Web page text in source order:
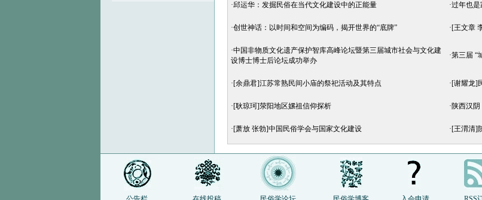
·邱运华：发掘民俗在当代文化建设中的正能量 ·过年也是
·创世神话：以时间和空间为编码，揭开世界的“底牌” ·[王文章
·中国非物质文化遗产保护智库高峰论坛暨第三届城市社会与文化建
设博士博士后论坛成功举办
·第三届 “
·[余鼎君]江苏常熟民间小庙的祭祀活动及其特点 ·[谢耀龙]
·[耿琼珂]荥阳地区嫘祖信仰探析 ·陕西汉
·[萧放 张勃]中国民俗学会与国家文化建设 ·[王渭清]